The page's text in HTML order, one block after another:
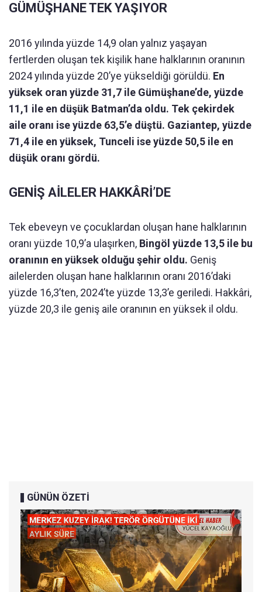
GÜMÜŞHANE TEK YAŞIYOR
2016 yılında yüzde 14,9 olan yalnız yaşayan
fertlerden oluşan tek kişilik hane halklarının oranının
2024 yılında yüzde 20’ye yükseldiği görüldü. En
yüksek oran yüzde 31,7 ile Gümüşhane’de, yüzde
11,1 ile en düşük Batman’da oldu. Tek çekirdek
aile oranı ise yüzde 63,5’e düştü. Gaziantep, yüzde
71,4 ile en yüksek, Tunceli ise yüzde 50,5 ile en
düşük oranı gördü.
GENİŞ AİLELER HAKKÂRİ’DE
Tek ebeveyn ve çocuklardan oluşan hane halklarının
oranı yüzde 10,9’a ulaşırken, Bingöl yüzde 13,5 ile bu
oranının en yüksek olduğu şehir oldu. Geniş
ailelerden oluşan hane halklarının oranı 2016’daki
yüzde 16,3’ten, 2024’te yüzde 13,3’e geriledi. Hakkâri,
yüzde 20,3 ile geniş aile oranının en yüksek il oldu.
GÜNÜN ÖZETİ